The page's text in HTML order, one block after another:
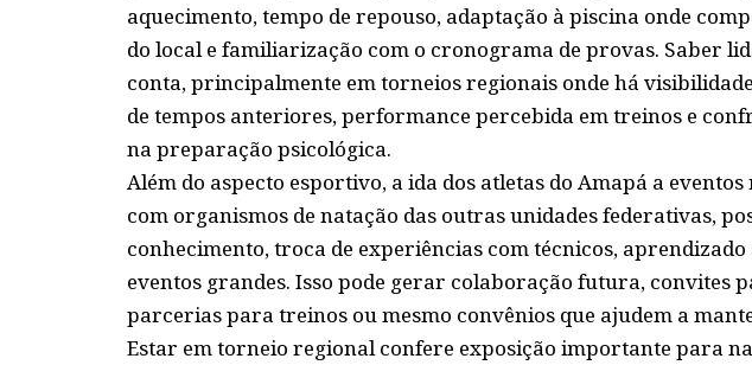
aquecimento, tempo de repouso, adaptação à piscina onde
do local e familiarização com o cronograma de provas. Saber
conta, principalmente em torneios regionais onde há
de tempos anteriores, performance percebida em treinos e
na preparação psicológica.
Além do aspecto esportivo, a ida dos atletas do Amapá a
com organismos de natação das outras unidades federativas,
conhecimento, troca de experiências com técnicos,
eventos grandes. Isso pode gerar colaboração futura, convites
parcerias para treinos ou mesmo convênios que ajudem a
Estar em torneio regional confere exposição importante para